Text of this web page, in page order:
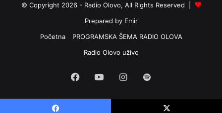
© Copyright 2026 - Radio Olovo, All Rights Reserved |
Prepared by Emir
Početna
PROGRAMSKA ŠEMA RADIO OLOVA
Radio Olovo uživo
Facebook
YouTubeInstagram
Spotify